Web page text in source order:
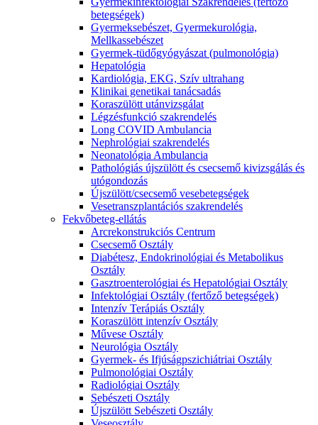
betegségek)
Gyermeksebészet, Gyermekurológia,
Mellkassebészet
Gyermek-tüdőgyógyászat (pulmonológia)
Hepatológia
Kardiológia, EKG, Szív ultrahang
Klinikai genetikai tanácsadás
Koraszülött utánvizsgálat
Légzésfunkció szakrendelés
Long COVID Ambulancia
Nephrológiai szakrendelés
Neonatológia Ambulancia
Pathológiás újszülött és csecsemő kivizsgálás és
utógondozás
Újszülött/csecsemő vesebetegségek
Vesetranszplantációs szakrendelés
Fekvőbeteg-ellátás
Arcrekonstrukciós Centrum
Csecsemő Osztály
Diabétesz, Endokrinológiai és Metabolikus
Osztály
Gasztroenterológiai és Hepatológiai Osztály
Infektológiai Osztály (fertőző betegségek)
Intenzív Terápiás Osztály
Koraszülött intenzív Osztály
Művese Osztály
Neurológia Osztály
Gyermek- és Ifjúságpszichiátriai Osztály
Pulmonológiai Osztály
Radiológiai Osztály
Sebészeti Osztály
Újszülött Sebészeti Osztály